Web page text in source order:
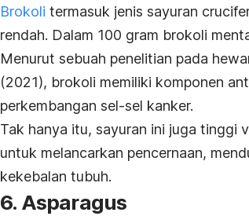
Brokoli termasuk jenis sayuran
rendah. Dalam 100 gram brokoli
Menurut sebuah penelitian pada
(2021), brokoli memiliki komponen
perkembangan sel-sel kanker.
Tak hanya itu, sayuran ini juga tinggi
untuk melancarkan pencernaan,
kekebalan tubuh.
6. Asparagus